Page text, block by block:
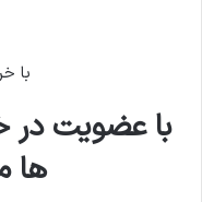
با
با عضویت در
ها